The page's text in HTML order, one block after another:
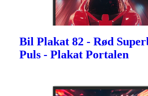
Bil Plakat 82 - Rød
Puls - Plakat Portalen